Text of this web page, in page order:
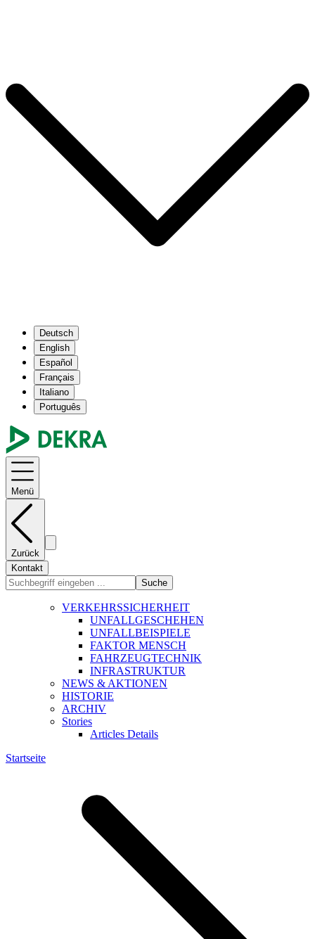
Deutsch
English
Español
Français
Italiano
Português
Menü
Zurück
Kontakt
Suche
VERKEHRSSICHERHEIT
UNFALLGESCHEHEN
UNFALLBEISPIELE
FAKTOR MENSCH
FAHRZEUGTECHNIK
INFRASTRUKTUR
NEWS & AKTIONEN
HISTORIE
ARCHIV
Stories
Articles Details
Startseite